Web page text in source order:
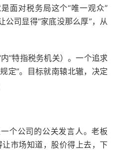
面对税务局这个“唯一观众”
公司显得“家底没那么厚”，从
”特指税务机关）。一个追求
定”。目标就南辕北辙，决定
个公司的公关发言人。老板
市场知道，股价得上去，下